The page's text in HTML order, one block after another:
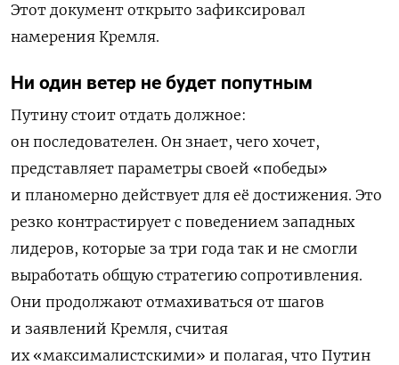
Этот документ открыто зафиксировал
намерения Кремля.
Ни один ветер не будет попутным
Путину стоит отдать должное:
он последователен. Он знает, чего хочет,
представляет параметры своей «победы»
и планомерно действует для её достижения. Это
резко контрастирует с поведением западных
лидеров, которые за три года так и не смогли
выработать общую стратегию сопротивления.
Они продолжают отмахиваться от шагов
и заявлений Кремля, считая
их «максималистскими» и полагая, что Путин